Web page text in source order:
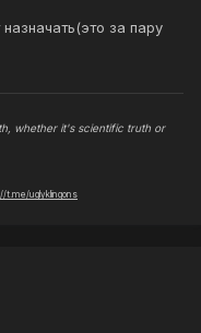
за пару
whether it's scientific truth or
t.me/uglyklingons